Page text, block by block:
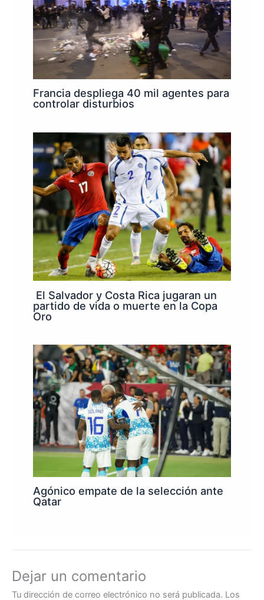
Francia despliega 40 mil agentes para
controlar disturbios
El Salvador y Costa Rica jugaran un
partido de vida o muerte en la Copa
Oro
Agónico empate de la selección ante
Qatar
Dejar un comentario
Tu dirección de correo electrónico no será publicada. Los